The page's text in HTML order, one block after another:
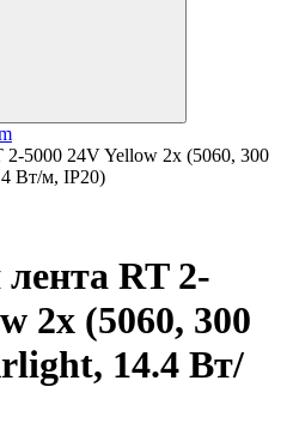
2-5000 24V Yellow 2x (5060, 300
Вт/м, IP20)
RT 2-
2x (5060, 300
14.4 Вт/